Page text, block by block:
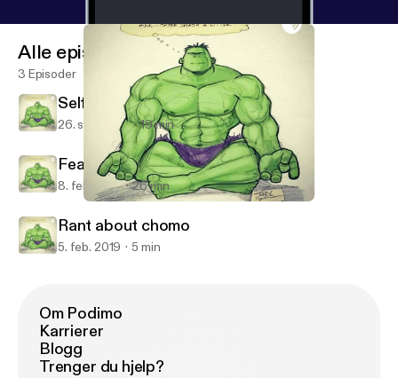
BoonPodSaints
Alle episoder
3 Episoder
Self Motivation
26. sep. 2019 19 min
Fear and life in alturas
8. feb. 2019 26 min
Rant about chomo
5. feb. 2019 5 min
Om Podimo
Karrierer
Blogg
Trenger du hjelp?